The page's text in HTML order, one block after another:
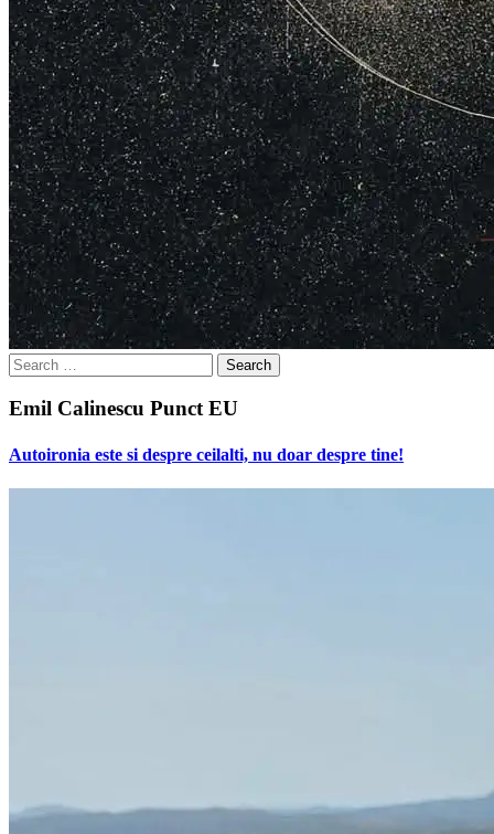
Search
for:
Emil Calinescu Punct EU
Autoironia este si despre ceilalti, nu doar despre tine!